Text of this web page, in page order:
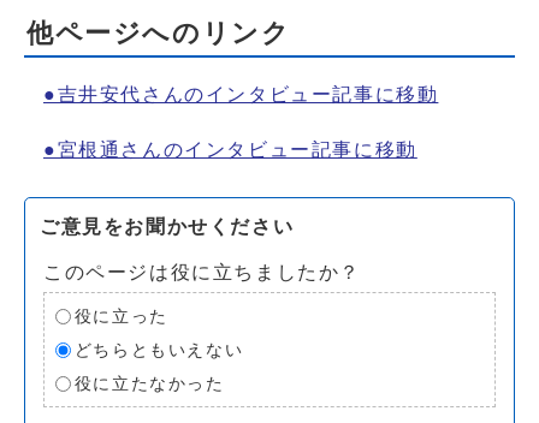
他ページへのリンク
●吉井安代さんのインタビュー記事に移動
●宮根通さんのインタビュー記事に移動
ご意見をお聞かせください
このページは役に立ちましたか？
役に立った
どちらともいえない
役に立たなかった